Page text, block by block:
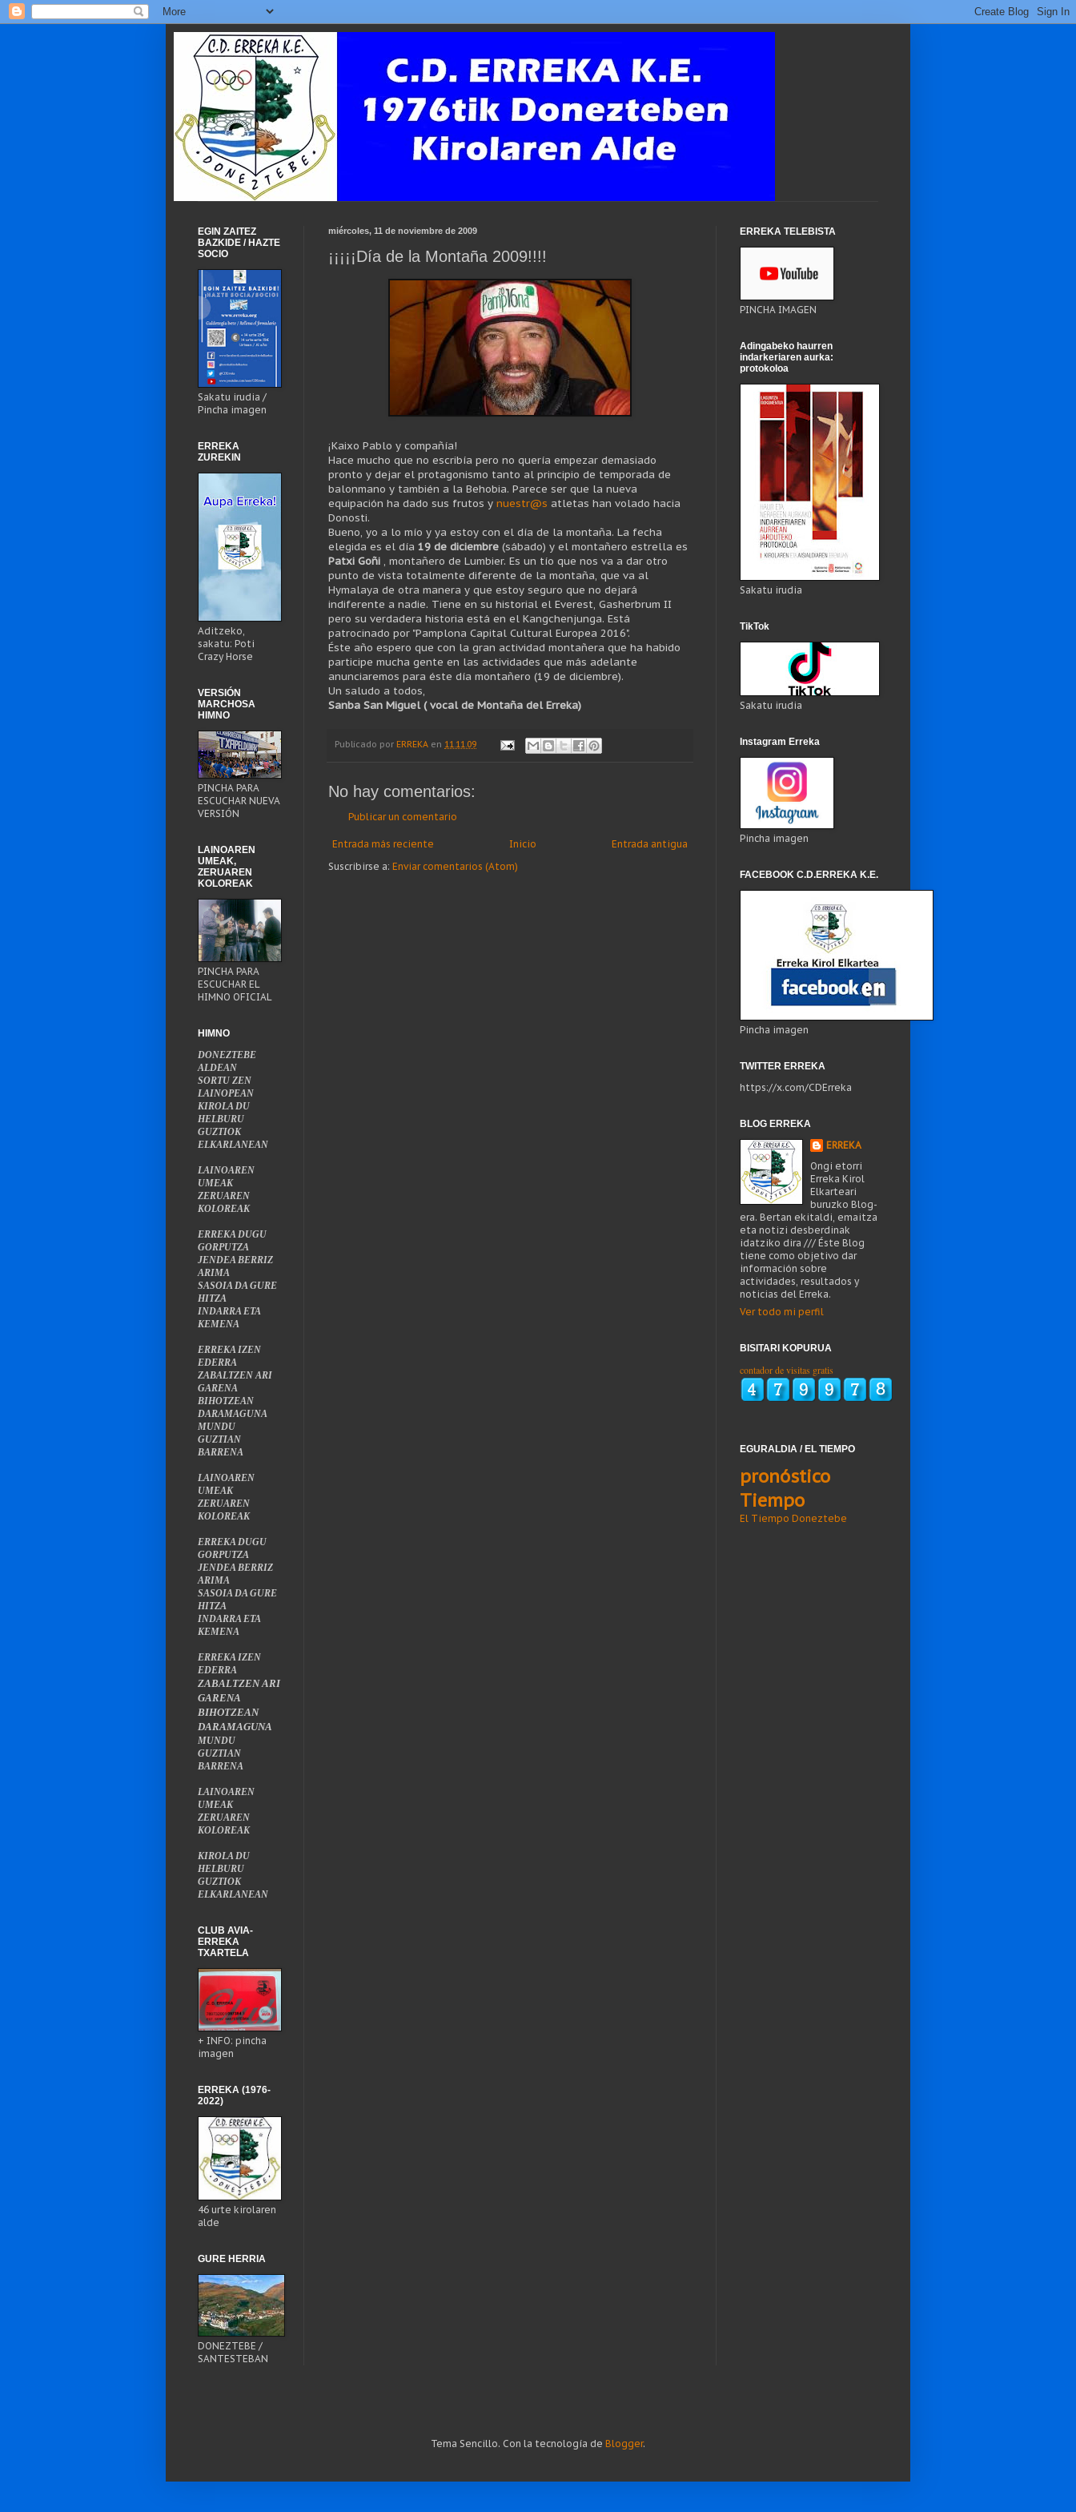
miércoles, 11 de noviembre de 2009
¡¡¡¡¡Día de la Montaña 2009!!!!
¡Kaixo Pablo y compañía!
Hace mucho que no escribía pero no quería empezar demasiado
pronto y dejar el protagonismo tanto al principio de temporada de
balonmano y también a la Behobia. Parece ser que la nueva
equipación ha dado sus frutos y nuestr@s atletas han volado hacia
Donosti.
Bueno, yo a lo mío y ya estoy con el día de la montaña. La fecha
elegida es el día 19 de diciembre (sábado) y el montañero estrella es
Patxi Goñi , montañero de Lumbier. Es un tío que nos va a dar otro
punto de vista totalmente diferente de la montaña, que va al
Hymalaya de otra manera y que estoy seguro que no dejará
indiferente a nadie. Tiene en su historial el Everest, Gasherbrum II
pero su verdadera historia está en el Kangchenjunga. Está
patrocinado por "Pamplona Capital Cultural Europea 2016".
Éste año espero que con la gran actividad montañera que ha habido
participe mucha gente en las actividades que más adelante
anunciaremos para éste día montañero (19 de diciembre).
Un saludo a todos,
Sanba San Miguel ( vocal de Montaña del Erreka)
Publicado por ERREKA en 11.11.09
No hay comentarios:
Publicar un comentario
Entrada más reciente Entrada antigua
Inicio
Suscribirse a: Enviar comentarios (Atom)
EGIN ZAITEZ
BAZKIDE / HAZTE
SOCIO
Sakatu irudia /
Pincha imagen
ERREKA
ZUREKIN
Aditzeko,
sakatu: Poti
Crazy Horse
VERSIÓN
MARCHOSA
HIMNO
PINCHA PARA
ESCUCHAR NUEVA
VERSIÓN
LAINOAREN
UMEAK,
ZERUAREN
KOLOREAK
PINCHA PARA
ESCUCHAR EL
HIMNO OFICIAL
HIMNO
DONEZTEBE
ALDEAN
SORTU ZEN
LAINOPEAN
KIROLA DU
HELBURU
GUZTIOK
ELKARLANEAN
LAINOAREN
UMEAK
ZERUAREN
KOLOREAK
ERREKA DUGU
GORPUTZA
JENDEA BERRIZ
ARIMA
SASOIA DA GURE
HITZA
INDARRA ETA
KEMENA
ERREKA IZEN
EDERRA
ZABALTZEN ARI
GARENA
BIHOTZEAN
DARAMAGUNA
MUNDU
GUZTIAN
BARRENA
LAINOAREN
UMEAK
ZERUAREN
KOLOREAK
ERREKA DUGU
GORPUTZA
JENDEA BERRIZ
ARIMA
SASOIA DA GURE
HITZA
INDARRA ETA
KEMENA
ERREKA IZEN
EDERRA
ZABALTZEN ARI
GARENA
BIHOTZEAN
DARAMAGUNA
MUNDU
GUZTIAN
BARRENA
LAINOAREN
UMEAK
ZERUAREN
KOLOREAK
KIROLA DU
HELBURU
GUZTIOK
ELKARLANEAN
CLUB AVIA-
ERREKA
TXARTELA
+ INFO: pincha
imagen
ERREKA (1976-
2022)
46 urte kirolaren
alde
GURE HERRIA
DONEZTEBE /
SANTESTEBAN
ERREKA TELEBISTA
PINCHA IMAGEN
Adingabeko haurren
indarkeriaren aurka:
protokoloa
Sakatu irudia
TikTok
Sakatu irudia
Instagram Erreka
Pincha imagen
FACEBOOK C.D.ERREKA K.E.
Pincha imagen
TWITTER ERREKA
https://x.com/CDErreka
BLOG ERREKA
ERREKA
Ongi etorri
Erreka Kirol
Elkarteari
buruzko Blog-
era. Bertan ekitaldi, emaitza
eta notizi desberdinak
idatziko dira /// Éste Blog
tiene como objetivo dar
información sobre
actividades, resultados y
noticias del Erreka.
Ver todo mi perfil
BISITARI KOPURUA
contador de visitas gratis
EGURALDIA / EL TIEMPO
pronóstico
Tiempo
El Tiempo Doneztebe
Tema Sencillo. Con la tecnología de Blogger.